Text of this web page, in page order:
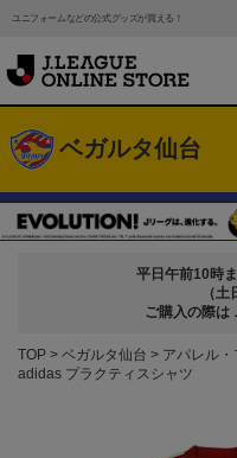
ユニフォームなどの公式グッズが買える！
ベガルタ仙台
平日午前10時
（
ご購入の際は
TOP ベガルタ仙台 アパレル
adidas プラクティスシャツ